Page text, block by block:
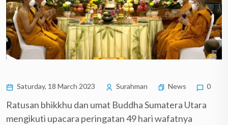
Saturday, 18 March 2023 Surahman News 0
Ratusan bhikkhu dan umat Buddha Sumatera Utara
mengikuti upacara peringatan 49 hari wafatnya